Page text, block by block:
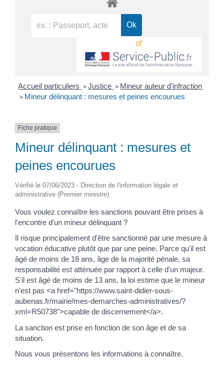
Accueil particuliers > Justice > Mineur auteur d'infraction
> Mineur délinquant : mesures et peines encourues
Fiche pratique
Mineur délinquant : mesures et
peines encourues
Vérifié le 07/06/2023 - Direction de l'information légale et
administrative (Premier ministre)
Vous voulez connaître les sanctions pouvant être prises à
l'encontre d'un mineur délinquant ?
Il risque principalement d'être sanctionné par une mesure à
vocation éducative plutôt que par une peine. Parce qu'il est
âgé de moins de 18 ans, âge de la majorité pénale, sa
responsabilité est atténuée par rapport à celle d'un majeur.
S'il est âgé de moins de 13 ans, la loi estime que le mineur
n'est pas <a href="https://www.saint-didier-sous-
aubenas.fr/mairie/mes-demarches-administratives/?
xml=R50738">capable de discernement</a>.
La sanction est prise en fonction de son âge et de sa
situation.
Nous vous présentons les informations à connaître.